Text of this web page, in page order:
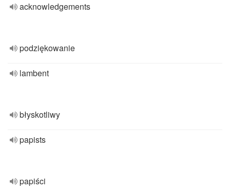
acknowledgements
podziękowanie
lambent
błyskotliwy
papists
papiści